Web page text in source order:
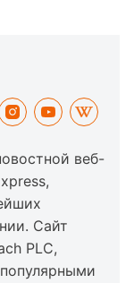
веб-
Сайт
PLC,